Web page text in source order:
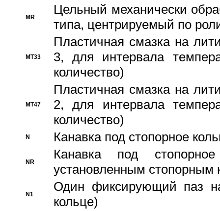
MR
Цельный механически
типа, центрируемый по
MT33
Пластичная смазка на
3, для интервала
количество)
MT47
Пластичная смазка на
2, для интервала
количество)
N Канавка под стопорное
NR
Канавка под
установленным стопорным
N1
Один фиксирующий паз
кольце)